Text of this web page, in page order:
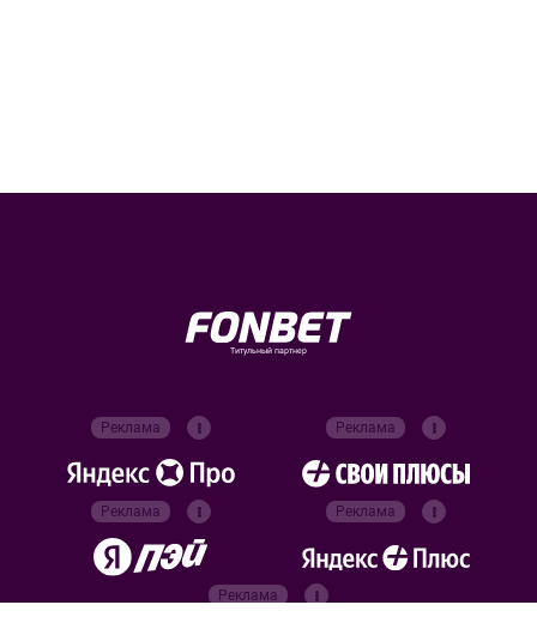
Титульный партнер
Реклама Реклама
Реклама Реклама
Реклама